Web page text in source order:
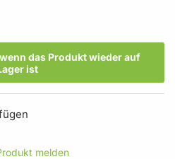
das Produkt wieder auf
ist
melden